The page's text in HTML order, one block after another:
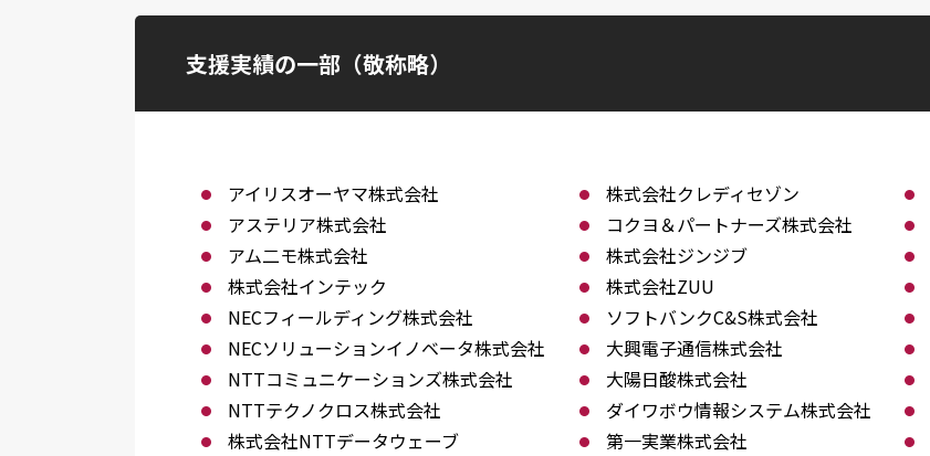
支援実績の一部（敬称略）
アイリスオーヤマ株式会社
アステリア株式会社
アム二モ株式会社
株式会社インテック
NECフィールディング株式会社
NECソリューションイノベータ株式会社
NTTコミュニケーションズ株式会社
NTTテクノクロス株式会社
株式会社NTTデータウェーブ
株式会社クレディセゾン
コクヨ＆パートナーズ株式会社
株式会社ジンジブ
株式会社ZUU
ソフトバンクC&S株式会社
大興電子通信株式会社
大陽日酸株式会社
ダイワボウ情報システム株式会社
第一実業株式会社